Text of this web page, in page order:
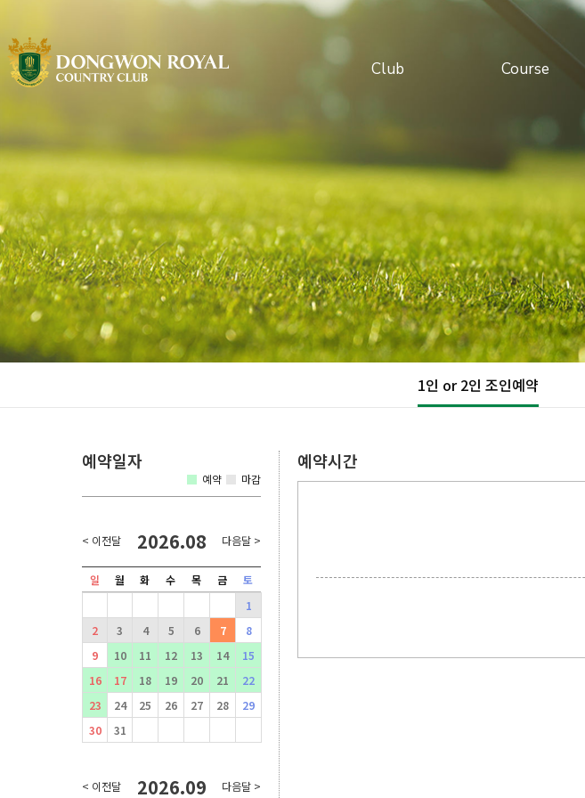
Club
시설안내
주변관광지
Course
DUKE코스
1인 or 2인 조인예약
예약일자
예약 마감
2026.08
< 이전달 다음달 >
일 월 화 수 목 금
토
1
2
3 4 5 6 7
8
9
10 11 12 13 14
15
16
17 18 19 20 21
22
23
24 25 26 27 28
29
30
31
2026.09
< 이전달 다음달 >
예약시간